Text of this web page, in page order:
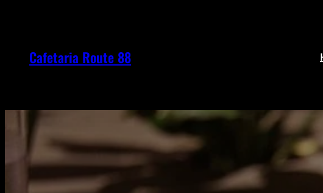
inhoud
Cafetaria Route 88